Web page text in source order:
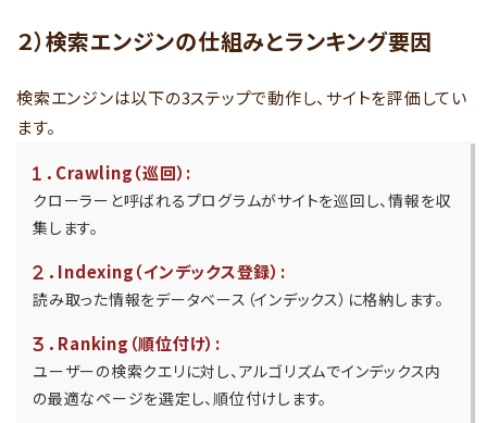
２）検索エンジンの仕組みとランキング要因
検索エンジンは以下の3ステップで動作し、サイトを評価してい
ます。
． Crawling（巡回）:
クローラーと呼ばれるプログラムがサイトを巡回し、情報を収
集します。
． Indexing（インデックス登録）:
読み取った情報をデータベース（インデックス）に格納します。
． Ranking（順位付け）:
ユーザーの検索クエリに対し、アルゴリズムでインデックス内
の最適なページを選定し、順位付けします。